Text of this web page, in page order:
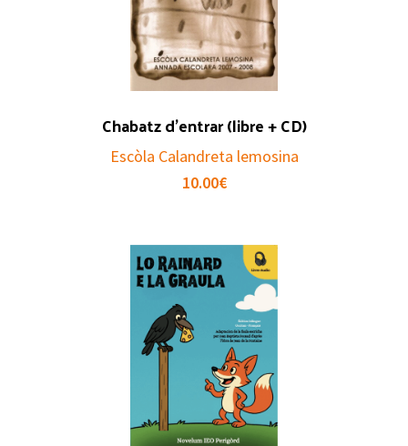
Chabatz d’entrar (libre + CD)
Escòla Calandreta lemosina
10.00€